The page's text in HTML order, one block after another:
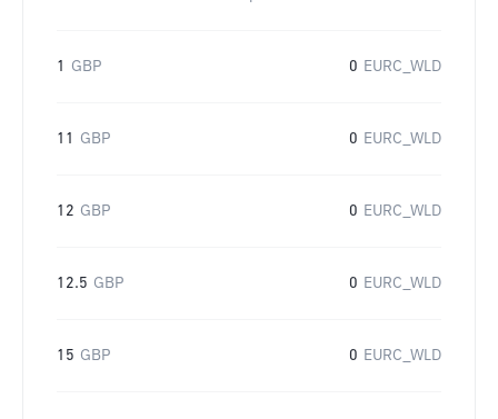
1 GBP 0 EURC_WLD
11 GBP 0 EURC_WLD
12 GBP 0 EURC_WLD
12.5 GBP 0 EURC_WLD
15 GBP 0 EURC_WLD